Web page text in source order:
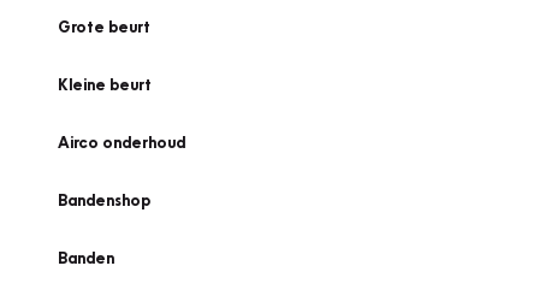
Grote beurt
Kleine beurt
Airco onderhoud
Bandenshop
Banden